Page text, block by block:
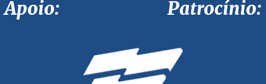
Apoio: Patrocínio: